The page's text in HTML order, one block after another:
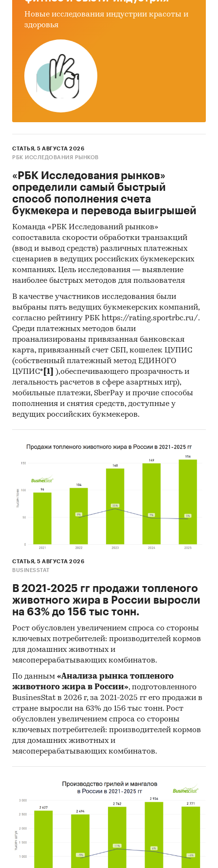
Новые исследования индустрии красоты и
здоровья
СТАТЬЯ, 5 АВГУСТА 2026
РБК ИССЛЕДОВАНИЯ РЫНКОВ
«РБК Исследования рынков»
определили самый быстрый
способ пополнения счета
букмекера и перевода выигрышей
Команда «РБК Исследований рынков»
сопоставила скорости обработки транзакций
(ввод и вывод средств) различных платежных
сценариев в ведущих российских букмекерских
компаниях. Цель исследования — выявление
наиболее быстрых методов для пользователя
В качестве участников исследования были
выбраны пять ведущих букмекерских компаний,
согласно рейтингу РБК https://rating.sportrbc.ru/.
Среди платежных методов были
проанализированы привязанная банковская
карта, привязанный счет СБП, кошелек ЦУПИС
(собственный платежный метод ЕДИНОГО
ЦУПИС* [1]
),обеспечивающего прозрачность и
легальность расчетов в сфере азартных игр),
мобильные платежи, SberPay и прочие способы
пополнения и снятия средств, доступные у
ведущих российских букмекеров.
СТАТЬЯ, 5 АВГУСТА 2026
BUSINESSTAT
В 2021-2025 гг продажи топленого
животного жира в России выросли
на 63% до 156 тыс тонн.
Рост обусловлен увеличением спроса со стороны
ключевых потребителей: производителей кормов
для домашних животных и
мясоперерабатывающих комбинатов.
По данным «Анализа рынка топленого
животного жира в России», подготовленного
BusinesStat в 2026 г, за 2021-2025 гг его продажи в
стране выросли на 63% до 156 тыс тонн. Рост
обусловлен увеличением спроса со стороны
ключевых потребителей: производителей кормов
для домашних животных и
мясоперерабатывающих комбинатов.